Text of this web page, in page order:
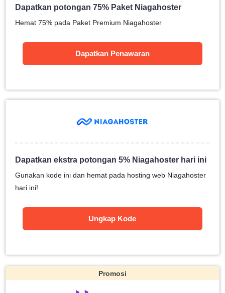
Dapatkan potongan 75% Paket Niagahoster
Hemat 75% pada Paket Premium Niagahoster
Dapatkan Penawaran
Dapatkan ekstra potongan 5% Niagahoster hari ini
Gunakan kode ini dan hemat pada hosting web Niagahoster
hari ini!
Ungkap Kode
Promosi